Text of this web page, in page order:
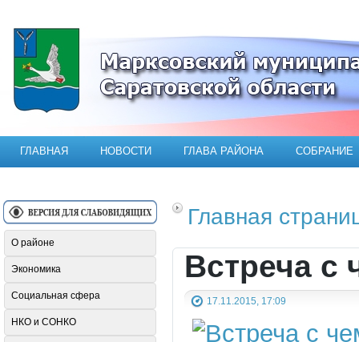
Официальный сайт Марксовского
ГЛАВНАЯ НОВОСТИ ГЛАВА РАЙОНА СОБРАНИЕ
Главная
Встреча с
17.11.2015, 17:09
О районе
Экономика
Социальная сфера
НКО и СОНКО